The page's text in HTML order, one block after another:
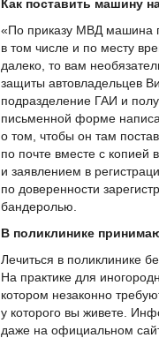
Как поставить машину
«По приказу МВД машина
в том числе и по месту
далеко, то вам
защиты автовладельцев
подразделение ГАИ и
письменной форме
о том, чтобы он там
по почте вместе с копией
и заявлением в
по доверенности
бандеролью.
В поликлинике
Лечиться в поликлинике
На практике для
котором незаконно
у которого вы живете.
даже на официальном